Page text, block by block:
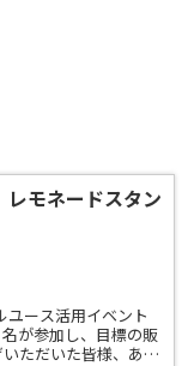
レモネードスタン
ース活用イベント
が参加し、目標の販
ただいた皆様、あり